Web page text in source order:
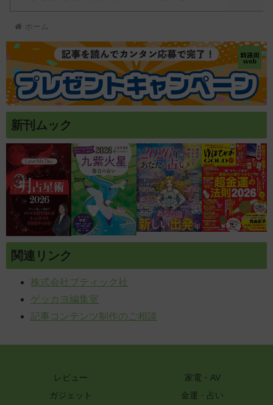
ホーム
新刊ムック
関連リンク
株式会社ブティック社
ゲッカヨ編集室
記事コンテンツ制作のご相談
レビュー
家電・AV
ガジェット
金運・占い